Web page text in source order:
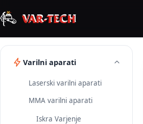
Varilni aparati
Laserski varilni aparati
MMA varilni aparati
Iskra Varjenje